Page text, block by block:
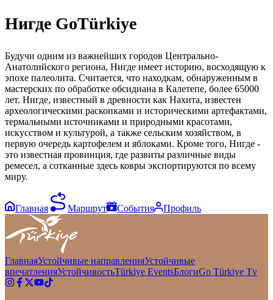
Нигде GoTürkiye
Будучи одним из важнейших городов Центрально-
Анатолийского региона, Нигде имеет историю, восходящую к
эпохе палеолита. Считается, что находкам, обнаруженным в
мастерских по обработке обсидиана в Калетепе, более 65000
лет. Нигде, известный в древности как Нахита, известен
археологическими раскопками и историческими артефактами,
термальными источниками и природными красотами,
искусством и культурой, а также сельским хозяйством, в
первую очередь картофелем и яблоками. Кроме того, Нигде -
это известная провинция, где развиты различные виды
ремесел, а сотканные здесь ковры экспортируются по всему
миру.
Главная Маршрут События Профиль
ГлавнаяУстойчивые направленияУстойчивые
впечатленияУстойчивостьTürkiye EventsБлогиGo Türkiye Tv